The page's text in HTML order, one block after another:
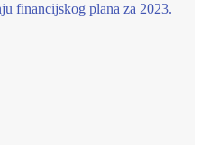
financijskog plana za 2023.